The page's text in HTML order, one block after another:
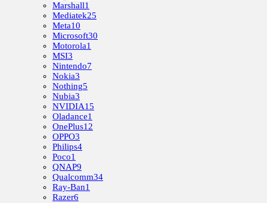
Marshall1
Mediatek25
Meta10
Microsoft30
Motorola1
MSI3
Nintendo7
Nokia3
Nothing5
Nubia3
NVIDIA15
Oladance1
OnePlus12
OPPO3
Philips4
Poco1
QNAP9
Qualcomm34
Ray-Ban1
Razer6